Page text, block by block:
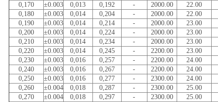
0,170
±0.003 0,013 0,192 - 2000.00
22.00
0,180
±0.003 0,014 0,204 - 2000.00
22.00
0,190
±0.003 0,014 0,214 - 2000.00
23.00
0,200
±0.003 0,014 0,224 - 2000.00
23.00
0,210
±0.003 0,014 0,234 - 2000.00
23.00
0,220
±0.003 0,014 0,245 - 2200.00
23.00
0,230
±0.003 0,016 0,257 - 2200.00
24.00
0,240
±0.003 0,016 0,267 - 2200.00
24.00
0,250
±0.003 0,016 0,277 - 2300.00
24.00
0,260
±0.004 0,018 0,287 - 2300.00
25.00
0,270
±0.004 0,018 0,297 - 2300.00
25.00